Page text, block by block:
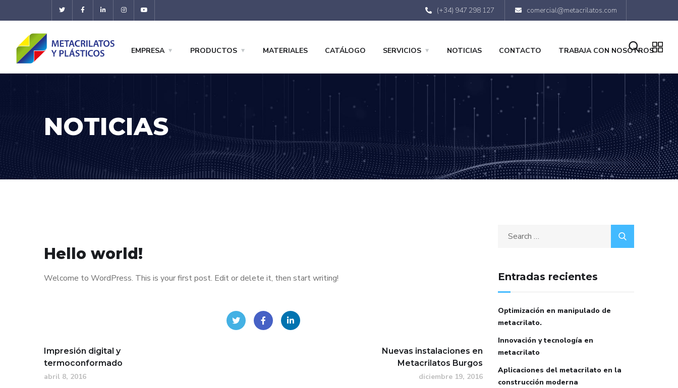
(+34) 947 298 127 comercial@metacrilatos.com
EMPRESA PRODUCTOS MATERIALES CATÁLOGO SERVICIOS NOTICIAS CONTACTO TRABAJA CON NOSOTROS
NOTICIAS
Hello world!
Welcome to WordPress. This is your first post. Edit or delete it, then start writing!
Impresión digital y
termoconformado
abril 8, 2016
Nuevas instalaciones en
Metacrilatos Burgos
diciembre 19, 2016
Entradas recientes
Optimización en manipulado de
metacrilato.
Innovación y tecnología en
metacrilato
Aplicaciones del metacrilato en la
construcción moderna